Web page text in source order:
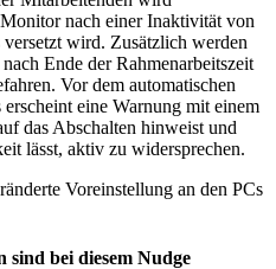
nach einer Inaktivität von
wird. Zusätzlich werden
Ende der Rahmenarbeitszeit
Vor dem automatischen
eine Warnung mit einem
das Abschalten hinweist und
lässt, aktiv zu widersprechen.
Voreinstellung an den PCs
sind bei diesem Nudge